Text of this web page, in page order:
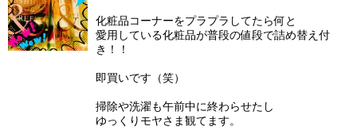
化粧品コーナーをプラプラしてたら何と
愛用している化粧品が普段の値段で詰め替え付
き！！
即買いです（笑）
掃除や洗濯も午前中に終わらせたし
ゆっくりモヤさま観てます。